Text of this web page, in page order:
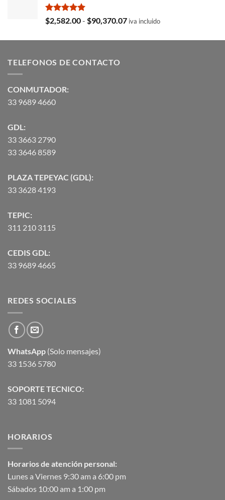
$35,369.97. $29,103.19.
Valorado
con
$2,582.00- $90,370.07Rango
precios:
iva incluido
TELEFONOS DE CONTACTO
CONMUTADOR:
33 9689 4660
GDL:
33 3663 2790
33 3646 8589
PLAZA TEPEYAC (GDL):
33 3628 4193
TEPIC:
311 210 3115
CEDIS GDL:
33 9689 4665
REDES SOCIALES
WhatsApp (Solo mensajes)
33 1536 5780
SOPORTE TECNICO:
33 1081 5094
HORARIOS
Horarios de atención personal:
Lunes a Viernes 9:30 am a 6:00 pm
Sábados 10:00 am a 1:00 pm